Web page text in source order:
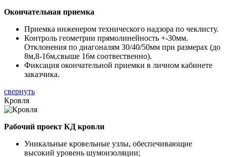
Окончательная приемка
Приемка инженером технического надзора по чеклисту.
Контроль геометрии прямолинейность +-30мм.
Отклонения по диагоналям 30/40/50мм при размерах (до
8м,8-16м,свыше 16м соотвественно).
Фиксация окончательной приемки в личном кабинете
заказчика.
свернуть
Кровля
Рабочий проект КД кровли
Уникальные кровельные узлы, обеспечивающие
высокий уровень шумоизоляции;